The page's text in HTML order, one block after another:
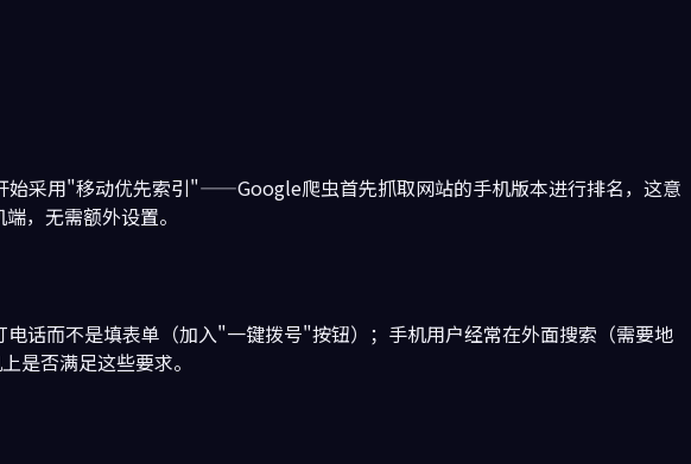
采用"移动优先索引"——Google爬虫首先抓取网站的手机版本进行排名，这意
，无需额外设置。
话而不是填表单（加入"一键拨号"按钮）；手机用户经常在外面搜索（需要地
是否满足这些要求。